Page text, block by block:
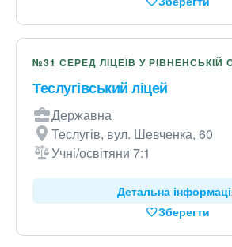
№31 СЕРЕД ЛІЦЕЇВ У РІВНЕНСЬКІЙ
Теслугівський ліцей
Державна
Теслугів, вул. Шевченка, 60
Учні/освітяни 7:1
Детальна
Зберегти